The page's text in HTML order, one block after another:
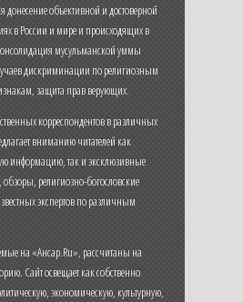
донесение объективной и достоверной
в России и мире и происходящих в
мусульманской уммы
дискриминации по религиозным
защита прав верующих.
корреспондентов в различных
вниманию читателей как
информацию, так и эксклюзивные
обзоры, религиозно-богословские
экспертов по различным
на «Ансар.Ru», рассчитаны на
Сайт освещает как собственно
экономическую, культурную,